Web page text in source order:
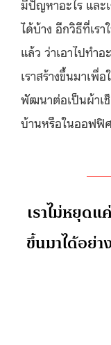
มีปัญหาอะไร และ
ได้บ้าง อีกวิธีที่เร
แล้ว ว่าเอาไปทำอ
เราสร้างขึ้นมาเพื่
พัฒนาต่อเป็นผ้าเ
บ้านหรือในออฟฟิ
เราไม่หยุดแ
ขึ้นมาได้อย่